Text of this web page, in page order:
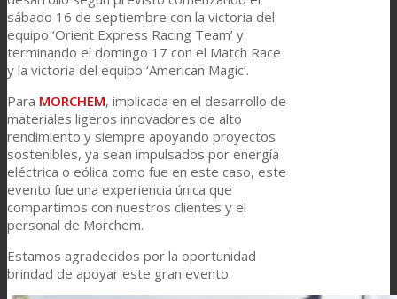
sábado 16 de septiembre con la victoria del
equipo ‘Orient Express Racing Team’ y
terminando el domingo 17 con el Match Race
y la victoria del equipo ‘American Magic’.
Para MORCHEM, implicada en el desarrollo de
materiales ligeros innovadores de alto
rendimiento y siempre apoyando proyectos
sostenibles, ya sean impulsados por energía
eléctrica o eólica como fue en este caso, este
evento fue una experiencia única que
compartimos con nuestros clientes y el
personal de Morchem.
Estamos agradecidos por la oportunidad
brindad de apoyar este gran evento.